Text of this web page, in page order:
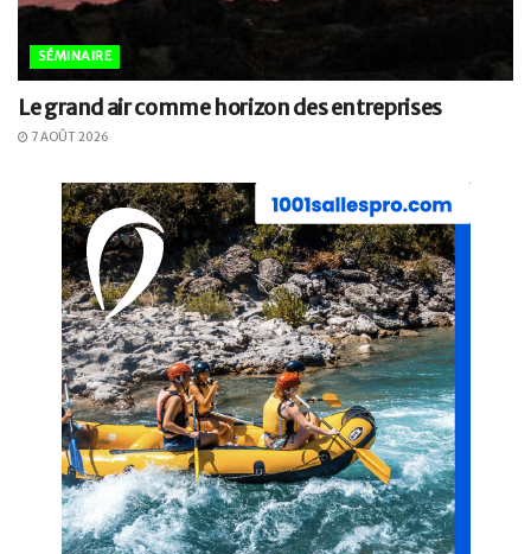
SÉMINAIRE
Le grand air comme horizon des entreprises
7 AOÛT 2026